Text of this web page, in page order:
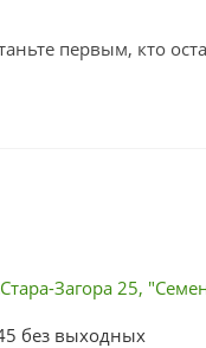
первым, кто
Загора 25,
без выходных